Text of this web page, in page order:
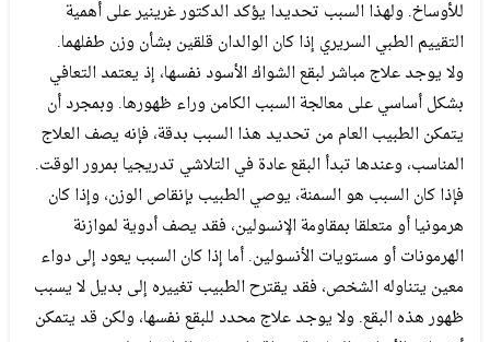
للأوساخ. ولهذا السبب تحديدا يؤكد الدكتور غرينير على أهمية
التقييم الطبي السريري إذا كان الوالدان قلقين بشأن وزن طفلهما.
ولا يوجد علاج مباشر لبقع الشواك الأسود نفسها، إذ يعتمد التعافي
بشكل أساسي على معالجة السبب الكامن وراء ظهورها. وبمجرد أن
يتمكن الطبيب العام من تحديد هذا السبب بدقة، فإنه يصف العلاج
المناسب، وعندها تبدأ البقع عادة في التلاشي تدريجيا بمرور الوقت.
فإذا كان السبب هو السمنة، يوصي الطبيب بإنقاص الوزن، وإذا كان
هرمونيا أو متعلقا بمقاومة الإنسولين، فقد يصف أدوية لموازنة
الهرمونات أو مستويات الأنسولين. أما إذا كان السبب يعود إلى دواء
معين يتناوله الشخص، فقد يقترح الطبيب تغييره إلى بديل لا يسبب
ظهور هذه البقع. ولا يوجد علاج محدد للبقع نفسها، ولكن قد يتمكن